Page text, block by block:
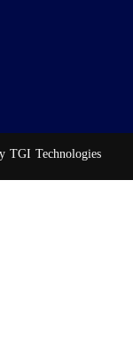
TGI Technologies